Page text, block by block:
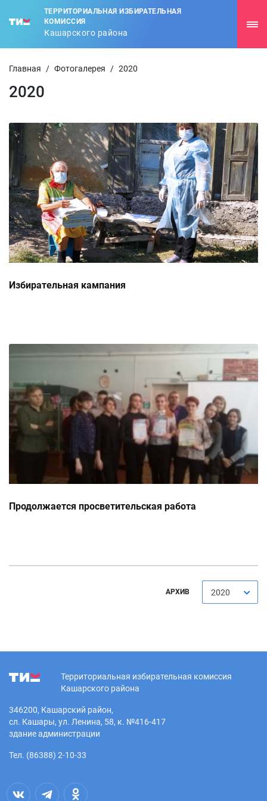
ТЕРРИТОРИАЛЬНАЯ ИЗБИРАТЕЛЬНАЯ
КОМИССИЯ
Кашарского района
Главная / Фотогалерея / 2020
2020
Избирательная кампания
Продолжается просветительская работа
АРХИВ 2020
Территориальная избирательная комиссия
Кашарского района
346200, Кашарский район,
сл. Кашары, ул. Ленина, 58, к. №416-417
здание администрации
Тел. (86388) 2-10-33